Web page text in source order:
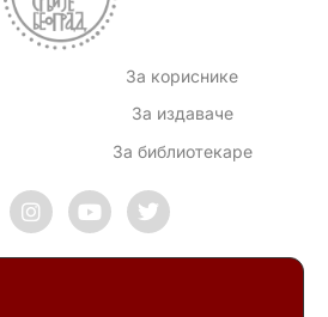
За кориснике
За издаваче
За библиотекаре